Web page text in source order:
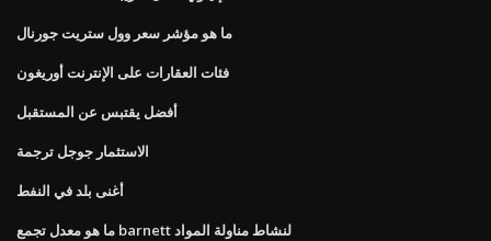
ما هو مؤشر سعر وول ستريت جورنال
فئات العقارات على الإنترنت أوريغون
أفضل يقتبس عن المستقبل
الاستثمار جوجل ترجمة
أغنى بلد في النفط
ما هو معدل تجمع barnett لنشاط مناولة المواد